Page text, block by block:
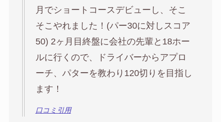
月でショートコースデビューし、そこ
そこやれました！(パー30に対しスコア
50) 2ヶ月目終盤に会社の先輩と18ホー
ルに行くので、ドライバーからアプロ
ーチ、パターを教わり120切りを目指し
ます！
口コミ引用